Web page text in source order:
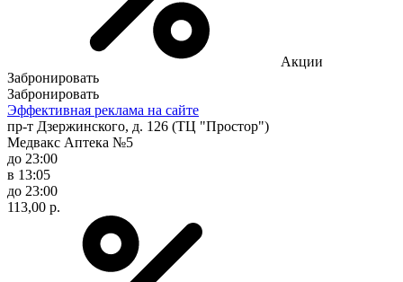
Акции
Забронировать
Забронировать
Эффективная реклама на сайте
пр-т Дзержинского, д. 126 (ТЦ "Простор")
Медвакс Аптека №5
до 23:00
в 13:05
до 23:00
113,00 р.